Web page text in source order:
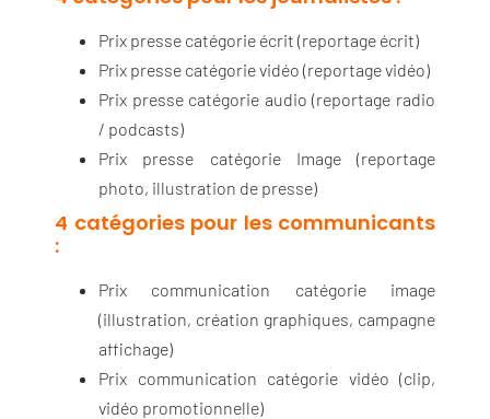
Prix presse catégorie écrit (reportage écrit)
Prix presse catégorie vidéo (reportage vidéo)
Prix presse catégorie audio (reportage radio
/ podcasts)
Prix presse catégorie Image (reportage
photo, illustration de presse)
4 catégories pour les communicants
:
Prix communication catégorie image
(illustration, création graphiques, campagne
affichage)
Prix communication catégorie vidéo (clip,
vidéo promotionnelle)